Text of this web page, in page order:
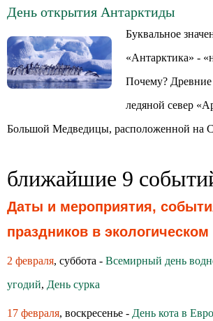
День открытия Антарктиды
Буквальное
«Антарктика» -
Почему? Древние
ледяной север
Большой Медведицы, расположенной на
ближайшие 9
Даты и мероприятия,
праздников в
2 февраля, суббота - Всемирный день
угодий, День сурка
17 февраля, воскресенье - День кота в